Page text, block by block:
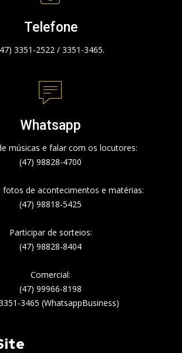
Telefone
3351-2522 / 3351-3465.
Whatsapp
músicas e falar com os locutores:
(47) 98828-4700
fotos de acontecimentos e matérias:
(47) 98818-5425
Participar de sorteios:
(47) 98828-8404
Comercial:
(47) 99966-8198
3465 (WhatsappBusiness)